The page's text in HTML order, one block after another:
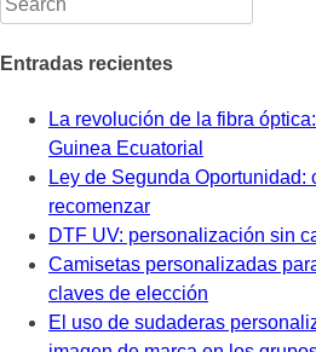
Entradas recientes
La revolución de la fibra
Guinea Ecuatorial
Ley de Segunda
recomenzar
DTF UV: personalización sin
Camisetas personalizadas
claves de elección
El uso de sudaderas